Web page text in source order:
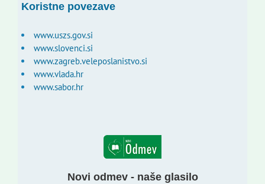
Koristne povezave
www.uszs.gov.si
www.slovenci.si
www.zagreb.veleposlanistvo.si
www.vlada.hr
www.sabor.hr
Novi odmev - naše glasilo